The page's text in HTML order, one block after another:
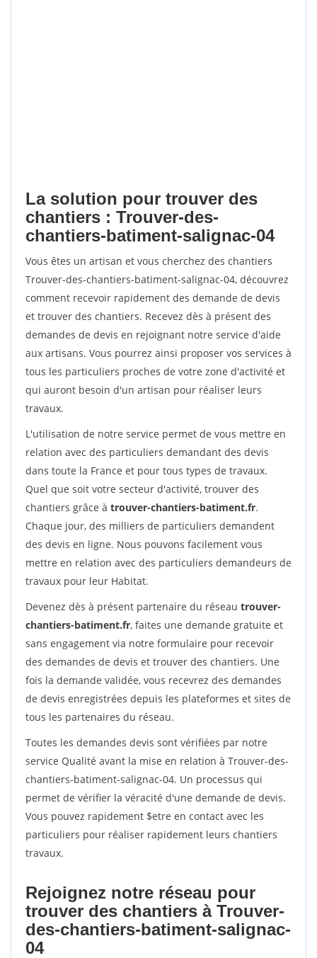
La solution pour trouver des
chantiers : Trouver-des-
chantiers-batiment-salignac-04
Vous êtes un artisan et vous cherchez des chantiers
Trouver-des-chantiers-batiment-salignac-04, découvrez
comment recevoir rapidement des demande de devis
et trouver des chantiers. Recevez dès à présent des
demandes de devis en rejoignant notre service d'aide
aux artisans. Vous pourrez ainsi proposer vos services à
tous les particuliers proches de votre zone d'activité et
qui auront besoin d'un artisan pour réaliser leurs
travaux.
L'utilisation de notre service permet de vous mettre en
relation avec des particuliers demandant des devis
dans toute la France et pour tous types de travaux.
Quel que soit votre secteur d'activité, trouver des
chantiers grâce à trouver-chantiers-batiment.fr.
Chaque jour, des milliers de particuliers demandent
des devis en ligne. Nous pouvons facilement vous
mettre en relation avec des particuliers demandeurs de
travaux pour leur Habitat.
Devenez dès à présent partenaire du réseau trouver-
chantiers-batiment.fr, faites une demande gratuite et
sans engagement via notre formulaire pour recevoir
des demandes de devis et trouver des chantiers. Une
fois la demande validée, vous recevrez des demandes
de devis enregistrées depuis les plateformes et sites de
tous les partenaires du réseau.
Toutes les demandes devis sont vérifiées par notre
service Qualité avant la mise en relation à Trouver-des-
chantiers-batiment-salignac-04. Un processus qui
permet de vérifier la véracité d'une demande de devis.
Vous pouvez rapidement $etre en contact avec les
particuliers pour réaliser rapidement leurs chantiers
travaux.
Rejoignez notre réseau pour
trouver des chantiers à Trouver-
des-chantiers-batiment-salignac-
04